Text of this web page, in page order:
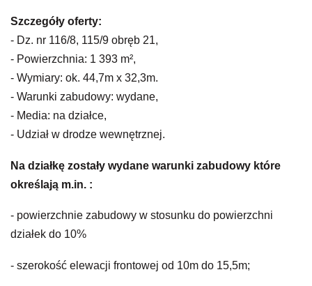
Szczegóły oferty:
- Dz. nr 116/8, 115/9 obręb 21,
- Powierzchnia: 1 393 m²,
- Wymiary: ok. 44,7m x 32,3m.
- Warunki zabudowy: wydane,
- Media: na działce,
- Udział w drodze wewnętrznej.
Na działkę zostały wydane warunki zabudowy które
określają m.in. :
- powierzchnie zabudowy w stosunku do powierzchni
działek do 10%
- szerokość elewacji frontowej od 10m do 15,5m;